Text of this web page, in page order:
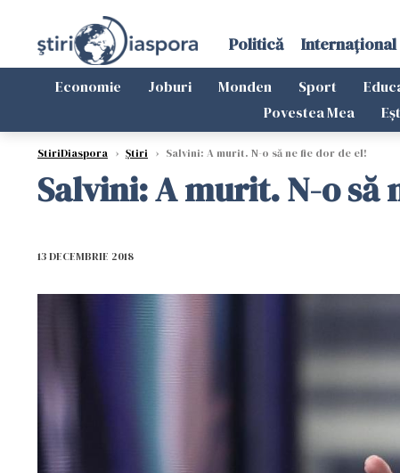
Politică Internațional
Economie Joburi Monden Sport
Povestea Mea
StiriDiaspora › Știri › Salvini: A murit. N-o să ne fie dor de el!
Salvini: A murit. N-o să
13 DECEMBRIE 2018